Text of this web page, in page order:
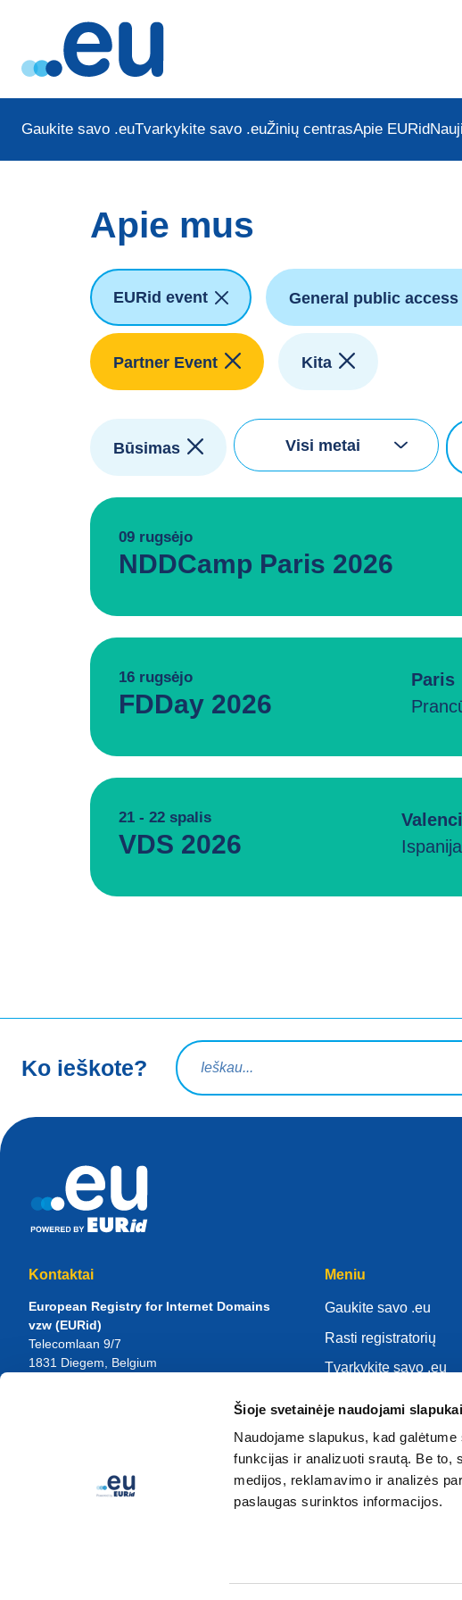
Šioje svetainėje naudojami slapukai
Naudojame slapukus, kad
funkcijas ir analizuoti srautą. Be to,
medijos, reklamavimo ir analizės
paslaugas surinktos informacijos.
Gaukite savo .euTvarkykite savo .euŽinių centrasApie EURid
Apie mus
EURid event General public access
Partner Event Kita
Būsimas
Pasirinkite metus
Visi metai
09 rugsėjo
NDDCamp Paris 2026
16 rugsėjo
FDDay 2026
Paris
21 - 22 spalis
VDS 2026
Ispanija
Ko ieškote?
Paieškos užklausa
Kontaktai
European Registry for Internet Domains
vzw (EURid)
Telecomlaan 9/7
1831 Diegem , Belgium
Meniu
Gaukite savo .eu
Rasti registratorių
Tvarkykite savo .eu
Tapk registratoriumi